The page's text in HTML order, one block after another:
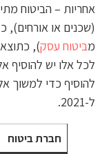
אחריות – הביטוח
(שכנים או אורחים),
מביטוח עסק),
לכל אלו יש להוסיף
להוסיף כדי למשוך
ל-2021.
חברת ביטוח